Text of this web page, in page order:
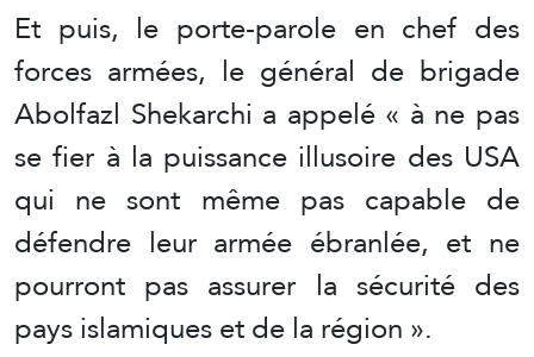
Et puis, le porte-parole en chef des
forces armées, le général de brigade
Abolfazl Shekarchi a appelé « à ne pas
se fier à la puissance illusoire des USA
qui ne sont même pas capable de
défendre leur armée ébranlée, et ne
pourront pas assurer la sécurité des
pays islamiques et de la région ».